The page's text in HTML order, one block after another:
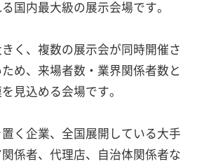
国内最大級の展示会場です。
く、複数の展示会が同時開催さ
め、来場者数・業界関係者数と
見込める会場です。
く企業、全国展開している大手
係者、代理店、自治体関係者な